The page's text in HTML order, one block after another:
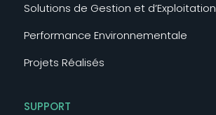
Solutions de Gestion et d’Exploitation
Performance Environnementale
Projets Réalisés
SUPPORT